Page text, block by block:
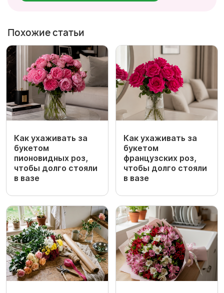
Похожие статьи
Как ухаживать за
букетом
пионовидных роз,
чтобы долго стояли
в вазе
Как ухаживать за
букетом
французских роз,
чтобы долго стояли
в вазе